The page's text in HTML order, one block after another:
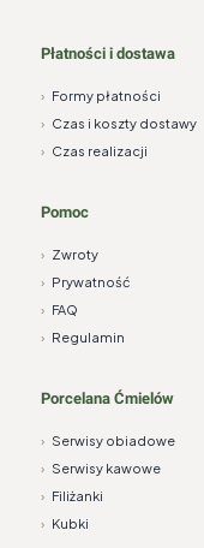
Płatności i dostawa
› Formy płatności
› Czas i koszty dostawy
› Czas realizacji
Pomoc
› Zwroty
› Prywatność
› FAQ
› Regulamin
Porcelana Ćmielów
› Serwisy obiadowe
› Serwisy kawowe
› Filiżanki
› Kubki